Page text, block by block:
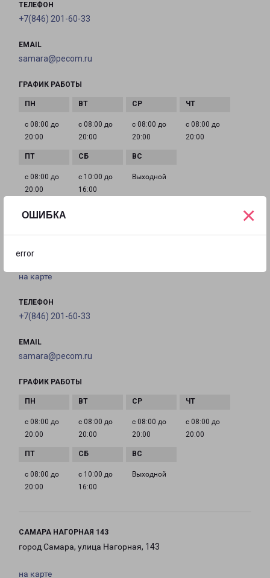
ОШИБКА
error
×
ТЕЛЕФОН
+7(846) 201-60-33
EMAIL
samara@pecom.ru
ГРАФИК РАБОТЫ
с 08:00 до
20:00
с 08:00 до
20:00
с 08:00 до
20:00
с 08:00 до
20:00
с 08:00 до
20:00
с 10:00 до
16:00
Выходной
САМАРА ЗАПАД
Россия, Самара, улица Верхне-Карьерная, 3В
на карте
ТЕЛЕФОН
+7(846) 201-60-33
EMAIL
samara@pecom.ru
ГРАФИК РАБОТЫ
с 08:00 до
20:00
с 08:00 до
20:00
с 08:00 до
20:00
с 08:00 до
20:00
с 08:00 до
20:00
с 10:00 до
16:00
Выходной
САМАРА НАГОРНАЯ 143
город Самара, улица Нагорная, 143
на карте